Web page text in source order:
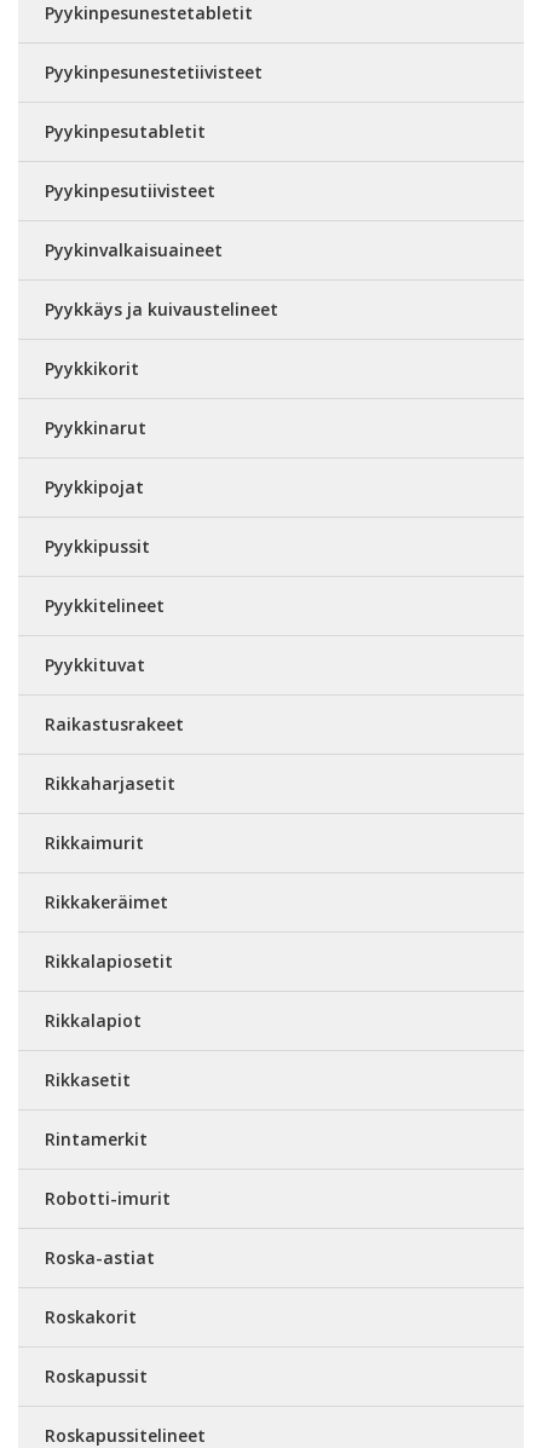
Pyykinpesunestetabletit
Pyykinpesunestetiivisteet
Pyykinpesutabletit
Pyykinpesutiivisteet
Pyykinvalkaisuaineet
Pyykkäys ja kuivaustelineet
Pyykkikorit
Pyykkinarut
Pyykkipojat
Pyykkipussit
Pyykkitelineet
Pyykkituvat
Raikastusrakeet
Rikkaharjasetit
Rikkaimurit
Rikkakeräimet
Rikkalapiosetit
Rikkalapiot
Rikkasetit
Rintamerkit
Robotti-imurit
Roska-astiat
Roskakorit
Roskapussit
Roskapussitelineet